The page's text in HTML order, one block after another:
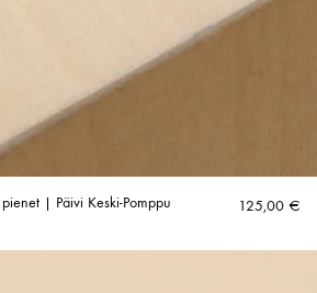
| Päivi Keski-Pomppu 125,00 €